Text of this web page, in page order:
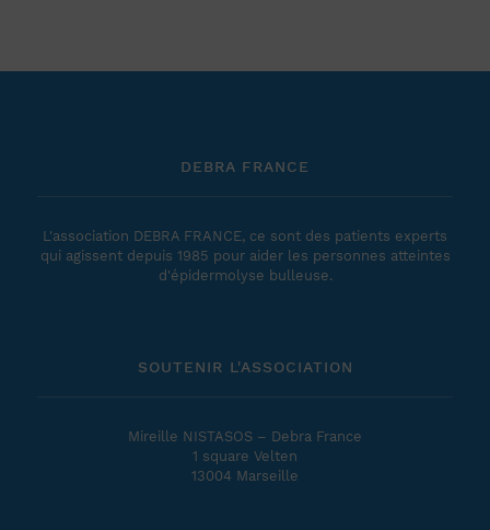
DEBRA FRANCE
L'association DEBRA FRANCE, ce sont des patients experts
qui agissent depuis 1985 pour aider les personnes atteintes
d'épidermolyse bulleuse.
SOUTENIR L'ASSOCIATION
Mireille NISTASOS – Debra France
1 square Velten
13004 Marseille